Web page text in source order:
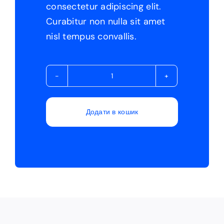
consectetur adipiscing elit.
Curabitur non nulla sit amet
nisl tempus convallis.
Avada
Pet
Supplies
кількість
Додати в кошик